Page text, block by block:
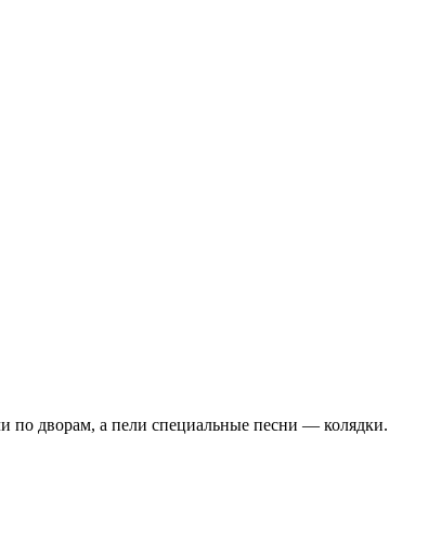
по дворам, а пели специальные песни — колядки.